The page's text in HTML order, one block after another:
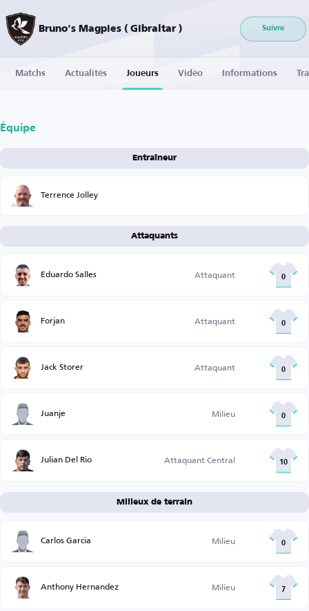
Bruno's Magpies ( Gibraltar ) Suivre
Matchs Actualités Joueurs Vidéo Informations
Équipe
Entraîneur
Terrence Jolley
Attaquants
Eduardo Salles Attaquant 0
Forjan Attaquant 0
Jack Storer Attaquant 0
Juanje Milieu 0
Julian Del Rio Attaquant Central 10
Milieux de terrain
Carlos Garcia Milieu 0
Anthony Hernandez Milieu 7